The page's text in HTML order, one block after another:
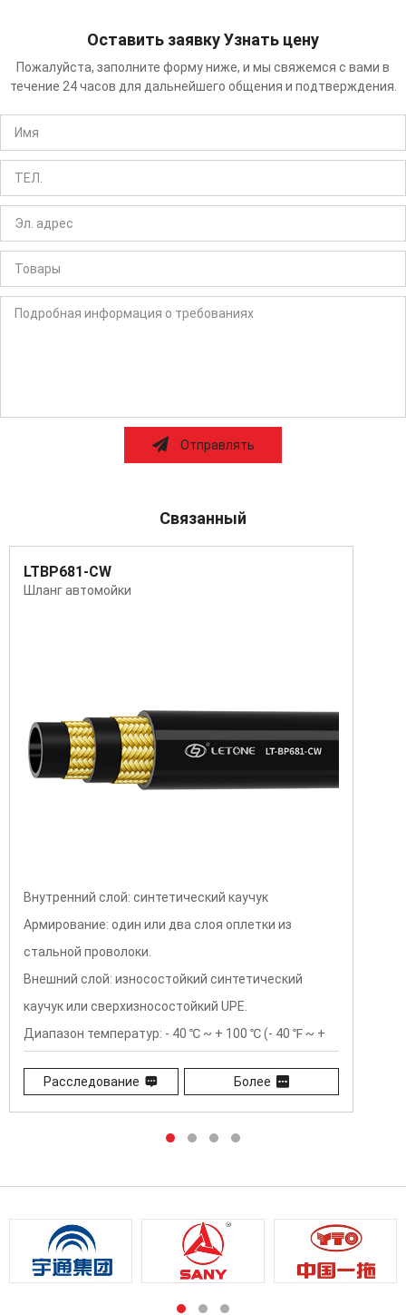
Оставить заявку Узнать цену
Пожалуйста, заполните форму ниже, и мы свяжемся с вами в
течение 24 часов для дальнейшего общения и подтверждения.
Отправлять
Связанный
LT SA6992
Super Artery ПРЕВЫШАЕТ ISO18752-AC/BC/CC
Внутренний резиновый слой: нитриловый или
неопреновый синтетический каучук, подходящий
для биоразлагаемого гидравлического масла.
Армирующий слой: один или два слоя плетения из
стальной проволоки (1/4" ‒ 3/8"), импульс ≥300 000
раз четыре слоя намотки из стальной проволоки
Внешний слой: износостойкий, устойчивый к
атмосферным воздействиям синтетический
Низкий изгиб: радиус изгиба уменьшен на 30% по
сравнению со стандартом ISO18752; снижен на
38% по сравнению со стандартом SAE
Высокое давление: на 36% выше стандарта SAE
Расследование